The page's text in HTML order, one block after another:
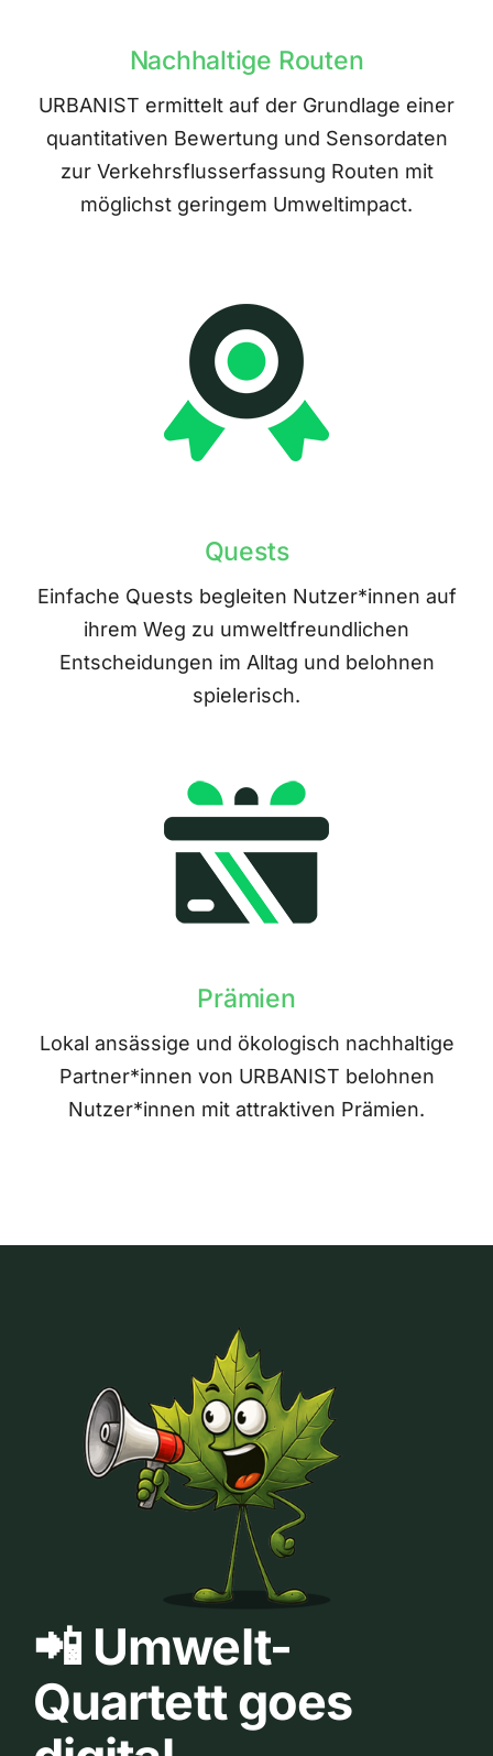
Nachhaltige Routen
URBANIST ermittelt auf der Grundlage einer
quantitativen Bewertung und Sensordaten
zur Verkehrsflusserfassung Routen mit
möglichst geringem Umweltimpact.
Quests
Einfache Quests begleiten Nutzer*innen auf
ihrem Weg zu umweltfreundlichen
Entscheidungen im Alltag und belohnen
spielerisch.
Prämien
Lokal ansässige und ökologisch nachhaltige
Partner*innen von URBANIST belohnen
Nutzer*innen mit attraktiven Prämien.
📲 Umwelt-
Quartett goes